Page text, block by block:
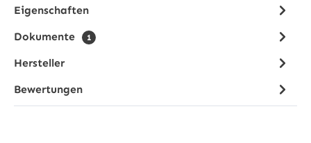
Eigenschaften
Dokumente
1
Hersteller
Bewertungen